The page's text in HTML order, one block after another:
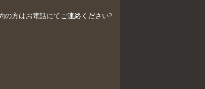
の方はお電話にてご連絡ください?